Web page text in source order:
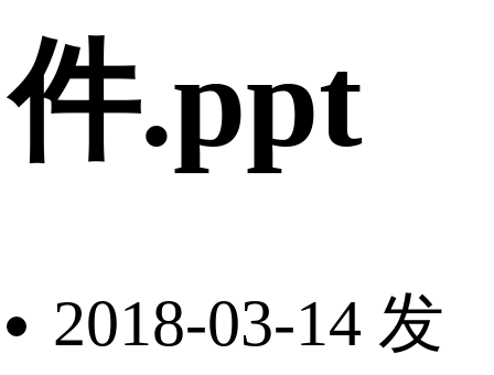
件.ppt
2018-03-14 发